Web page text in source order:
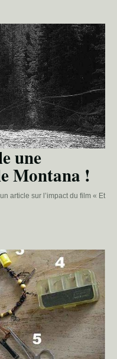
une
Montana !
article sur l’impact du film « Et